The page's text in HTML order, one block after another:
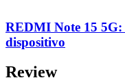
REDMI Note 15
dispositivo
Review